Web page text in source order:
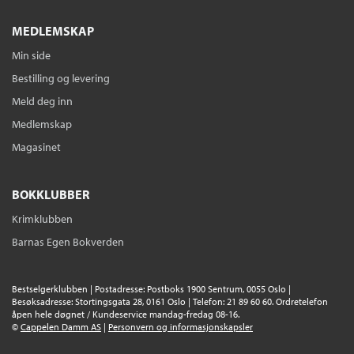
MEDLEMSKAP
Min side
Bestilling og levering
Meld deg inn
Medlemskap
Magasinet
BOKKLUBBER
Krimklubben
Barnas Egen Bokverden
Bestselgerklubben | Postadresse: Postboks 1900 Sentrum, 0055 Oslo |
Besøksadresse: Stortingsgata 28, 0161 Oslo | Telefon: 21 89 60 60. Ordretelefon
åpen hele døgnet / Kundeservice mandag-fredag 08-16.
© Cappelen Damm AS | Personvern og informasjonskapsler